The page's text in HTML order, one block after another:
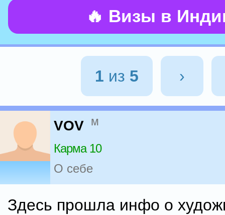
🔥 Визы в
1 из 5 ›
VOV м
Карма 10
О себе
Здесь прошла инфо о